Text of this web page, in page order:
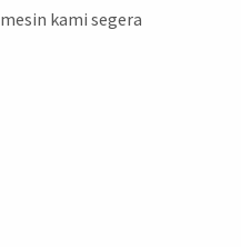
kami segera